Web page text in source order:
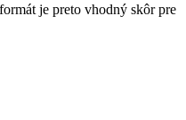
je preto vhodný skôr pre